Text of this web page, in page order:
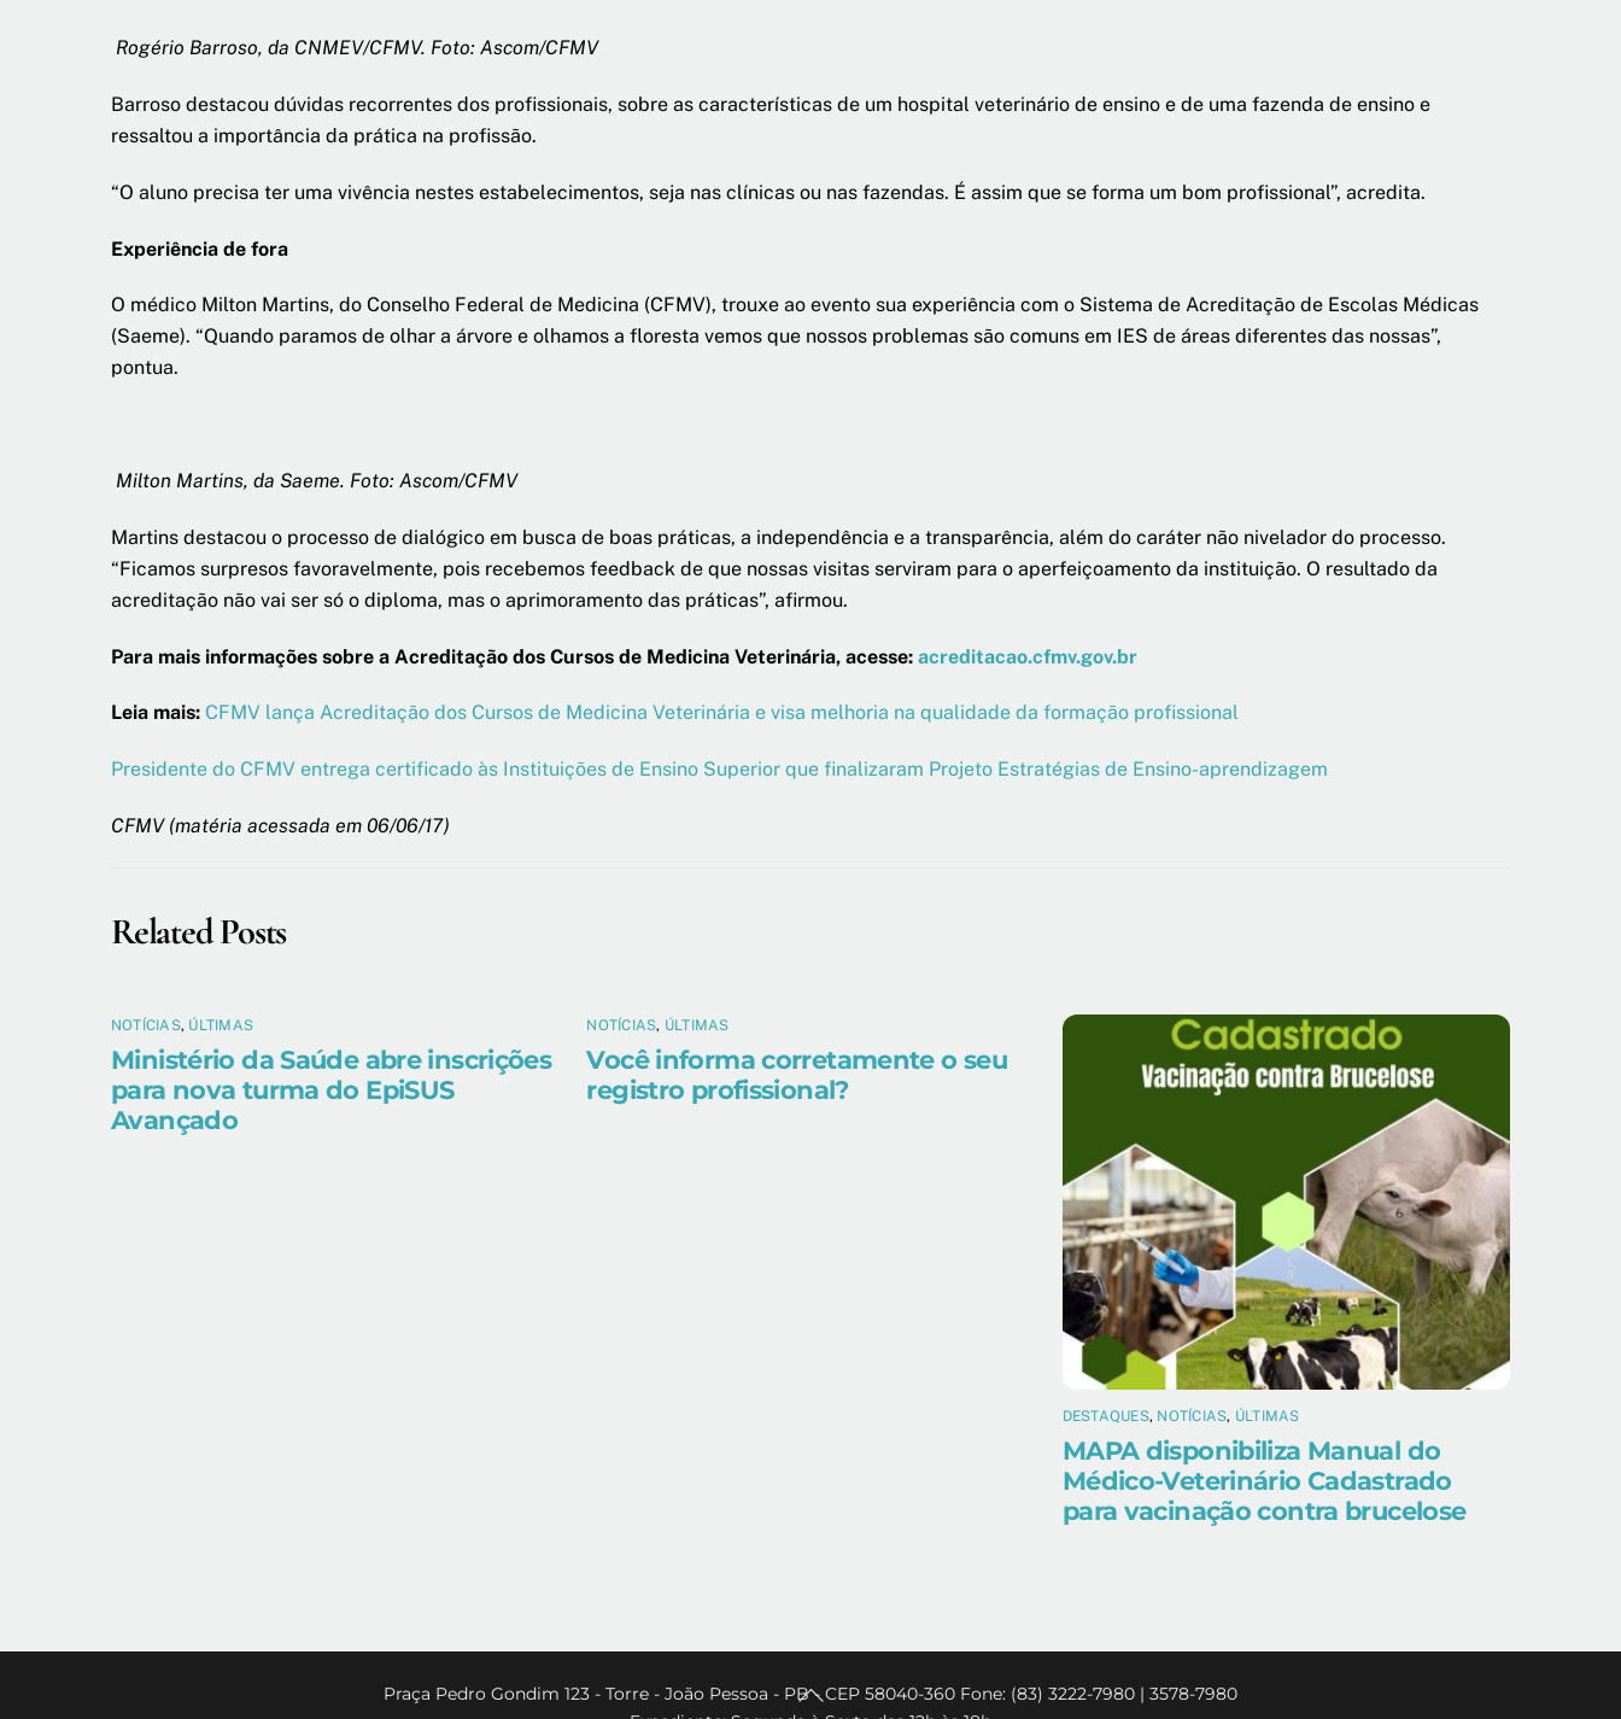
Rogério Barroso, da CNMEV/CFMV. Foto: Ascom/CFMV
Barroso destacou dúvidas recorrentes dos profissionais, sobre as características de um hospital veterinário de ensino e de uma fazenda de ensino e
ressaltou a importância da prática na profissão.
“O aluno precisa ter uma vivência nestes estabelecimentos, seja nas clínicas ou nas fazendas. É assim que se forma um bom profissional”, acredita.
Experiência de fora
O médico Milton Martins, do Conselho Federal de Medicina (CFMV), trouxe ao evento sua experiência com o Sistema de Acreditação de Escolas Médicas
(Saeme). “Quando paramos de olhar a árvore e olhamos a floresta vemos que nossos problemas são comuns em IES de áreas diferentes das nossas”,
pontua.
Milton Martins, da Saeme. Foto: Ascom/CFMV
Martins destacou o processo de dialógico em busca de boas práticas, a independência e a transparência, além do caráter não nivelador do processo.
“Ficamos surpresos favoravelmente, pois recebemos feedback de que nossas visitas serviram para o aperfeiçoamento da instituição. O resultado da
acreditação não vai ser só o diploma, mas o aprimoramento das práticas”, afirmou.
Para mais informações sobre a Acreditação dos Cursos de Medicina Veterinária, acesse: acreditacao.cfmv.gov.br
Leia mais: CFMV lança Acreditação dos Cursos de Medicina Veterinária e visa melhoria na qualidade da formação profissional
Presidente do CFMV entrega certificado às Instituições de Ensino Superior que finalizaram Projeto Estratégias de Ensino-aprendizagem
CFMV (matéria acessada em 06/06/17)
Related Posts
NOTÍCIAS, ÚLTIMAS
Ministério da Saúde abre inscrições
para nova turma do EpiSUS
Avançado
NOTÍCIAS, ÚLTIMAS
Você informa corretamente o seu
registro profissional?
DESTAQUES, NOTÍCIAS, ÚLTIMAS
MAPA disponibiliza Manual do
Médico-Veterinário Cadastrado
para vacinação contra brucelose
Back
Praça Pedro Gondim 123 - Torre - João Pessoa - PB - CEP 58040-360 Fone: (83) 3222-7980 | 3578-7980